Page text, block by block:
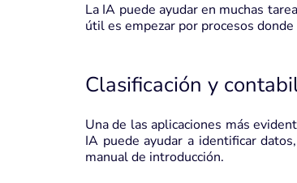
La IA puede ayudar en muchas
útil es empezar por procesos
Clasificación y
Una de las aplicaciones más
IA puede ayudar a identificar
manual de introducción.